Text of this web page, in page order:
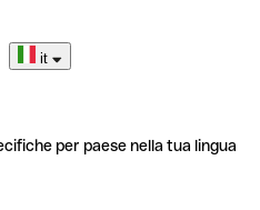
it
per paese nella tua lingua